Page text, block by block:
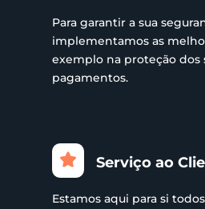
Para garantir a sua
implementamos as
exemplo na proteção dos
pagamentos.
Serviço ao
Estamos aqui para si